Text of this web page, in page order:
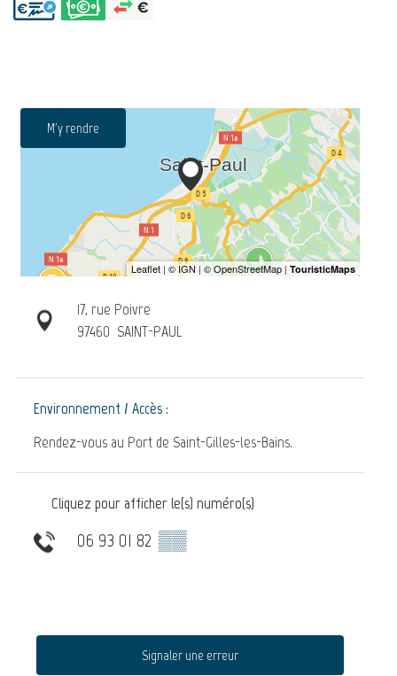
M'y rendre
17, rue Poivre
97460 SAINT-PAUL
Environnement / Accès :
Rendez-vous au Port de Saint-Gilles-les-Bains.
Cliquez pour afficher le(s) numéro(s)
06 93 01 82 ▒▒
Signaler une erreur